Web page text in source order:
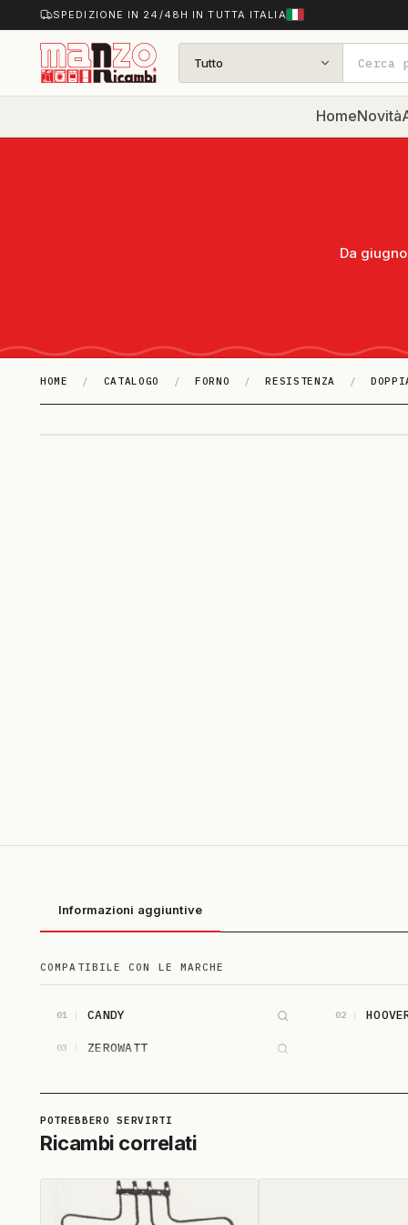
SPEDIZIONE IN 24/48H IN TUTTA ITALIA
Tutto
HomeNovità
Da
HOME / CATALOGO / FORNO / RESISTENZA /
Informazioni aggiuntive
COMPATIBILE CON LE MARCHE
01 CANDY 02
03 ZEROWATT
Ricambi correlati